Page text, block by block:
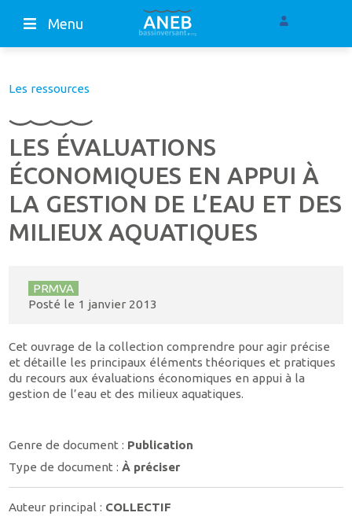
Menu
Les ressources
LES ÉVALUATIONS
ÉCONOMIQUES EN APPUI À
LA GESTION DE L’EAU ET DES
MILIEUX AQUATIQUES
PRMVA
Posté le 1 janvier 2013
Cet ouvrage de la collection comprendre pour agir précise
et détaille les principaux éléments théoriques et pratiques
du recours aux évaluations économiques en appui à la
gestion de l’eau et des milieux aquatiques.
Genre de document : Publication
Type de document :À préciser
Auteur principal : COLLECTIF